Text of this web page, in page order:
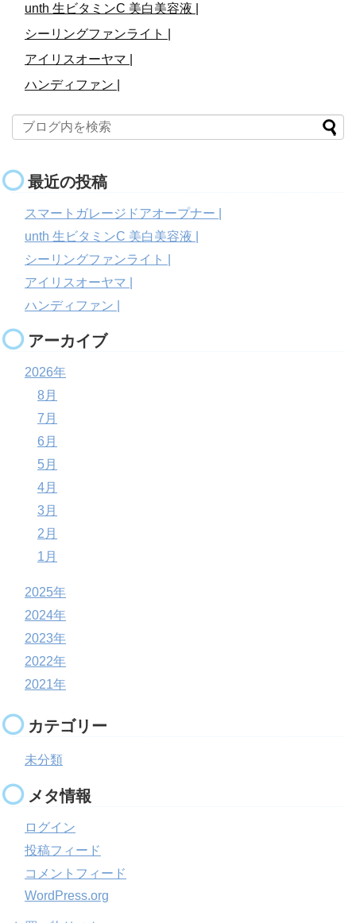
unth 生ビタミンC 美白美容液 |
シーリングファンライト |
アイリスオーヤマ |
ハンディファン |
最近の投稿
スマートガレージドアオープナー |
unth 生ビタミンC 美白美容液 |
シーリングファンライト |
アイリスオーヤマ |
ハンディファン |
アーカイブ
2026年
8月
7月
6月
5月
4月
3月
2月
1月
2025年
2024年
2023年
2022年
2021年
カテゴリー
未分類
メタ情報
ログイン
投稿フィード
コメントフィード
WordPress.org